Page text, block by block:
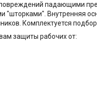
падающими
Внутренняя
Комплектуется
защиты рабочих от: